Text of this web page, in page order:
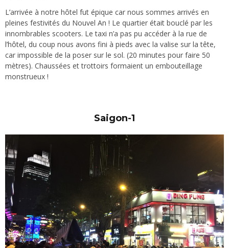
L’arrivée à notre hôtel fut épique car nous sommes arrivés en
pleines festivités du Nouvel An ! Le quartier était bouclé par les
innombrables scooters. Le taxi n’a pas pu accéder à la rue de
l’hôtel, du coup nous avons fini à pieds avec la valise sur la tête,
car impossible de la poser sur le sol. (20 minutes pour faire 50
mètres). Chaussées et trottoirs formaient un embouteillage
monstrueux !
Saigon-1